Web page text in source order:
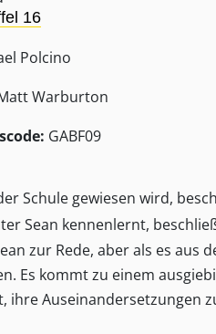
16
Polcino
Warburton
GABF09
Schule gewiesen wird,
Sean kennenlernt,
zur Rede, aber als es aus
Es kommt zu einem
Auseinandersetzungen